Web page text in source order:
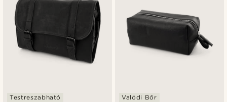
Testreszabható Valódi Bőr